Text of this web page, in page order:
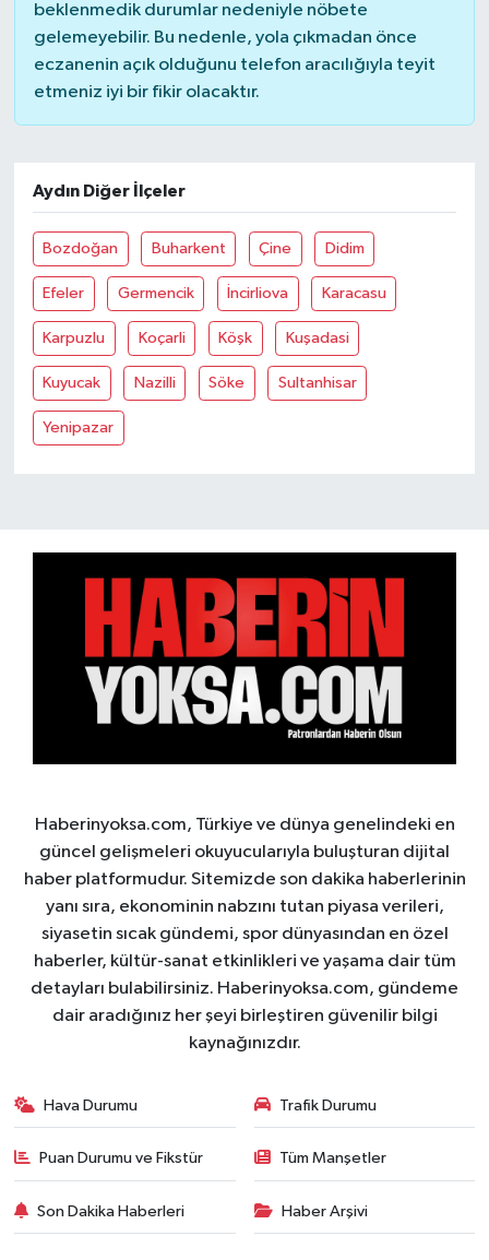
beklenmedik durumlar nedeniyle nöbete
gelemeyebilir. Bu nedenle, yola çıkmadan önce
eczanenin açık olduğunu telefon aracılığıyla teyit
etmeniz iyi bir fikir olacaktır.
Aydın Diğer İlçeler
Bozdoğan Buharkent Çine Didim
Efeler Germencik İncirliova Karacasu
Karpuzlu Koçarli Köşk Kuşadasi
Kuyucak Nazilli Söke Sultanhisar
Yenipazar
Haberinyoksa.com, Türkiye ve dünya genelindeki en
güncel gelişmeleri okuyucularıyla buluşturan dijital
haber platformudur. Sitemizde son dakika haberlerinin
yanı sıra, ekonominin nabzını tutan piyasa verileri,
siyasetin sıcak gündemi, spor dünyasından en özel
haberler, kültür-sanat etkinlikleri ve yaşama dair tüm
detayları bulabilirsiniz. Haberinyoksa.com, gündeme
dair aradığınız her şeyi birleştiren güvenilir bilgi
kaynağınızdır.
Hava Durumu Trafik Durumu
Puan Durumu ve Fikstür Tüm Manşetler
Son Dakika Haberleri Haber Arşivi